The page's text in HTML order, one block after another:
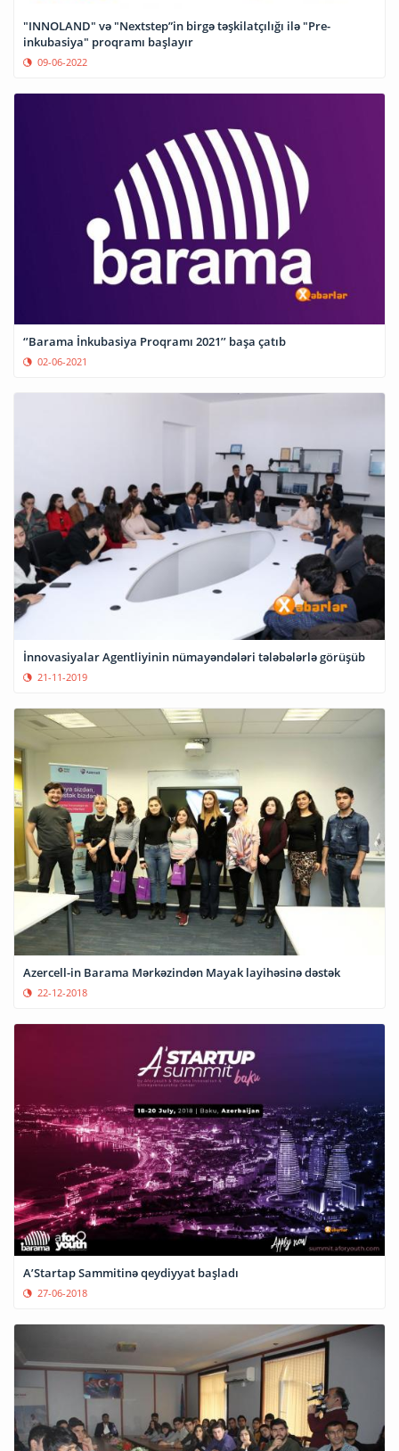
"INNOLAND" və "Nextstep”in birgə təşkilatçılığı ilə "Pre-
inkubasiya" proqramı başlayır
09-06-2022
‘’Barama İnkubasiya Proqramı 2021’’ başa çatıb
02-06-2021
İnnovasiyalar Agentliyinin nümayəndələri tələbələrlə görüşüb
21-11-2019
Azercell-in Barama Mərkəzindən Mayak layihəsinə dəstək
22-12-2018
A’Startap Sammitinə qeydiyyat başladı
27-06-2018